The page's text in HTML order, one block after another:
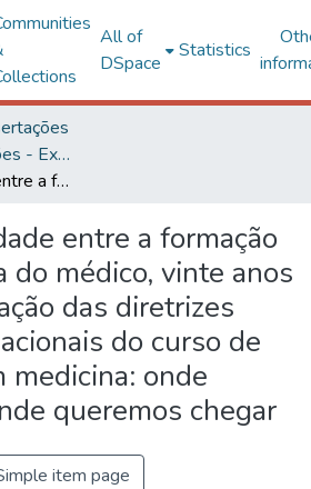
All of
DSpace
Statistics
Teses e Dissertações - Externas
Indissociabilidade entre a formação ética e técnica do médico, vinte anos após a publicação das diretrizes curriculares nacionais do curso de graduação em medicina: onde estamos e aonde queremos chegar
entre a formação
do médico, vinte anos
das diretrizes
do curso de
medicina: onde
queremos chegar
item page